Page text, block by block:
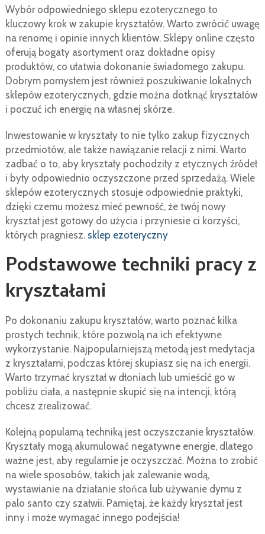
Wybór odpowiedniego sklepu ezoterycznego to
kluczowy krok w zakupie kryształów. Warto zwrócić uwagę
na renomę i opinie innych klientów. Sklepy online często
oferują bogaty asortyment oraz dokładne opisy
produktów, co ułatwia dokonanie świadomego zakupu.
Dobrym pomysłem jest również poszukiwanie lokalnych
sklepów ezoterycznych, gdzie można dotknąć kryształów
i poczuć ich energię na własnej skórze.
Inwestowanie w kryształy to nie tylko zakup fizycznych
przedmiotów, ale także nawiązanie relacji z nimi. Warto
zadbać o to, aby kryształy pochodziły z etycznych źródeł
i były odpowiednio oczyszczone przed sprzedażą. Wiele
sklepów ezoterycznych stosuje odpowiednie praktyki,
dzięki czemu możesz mieć pewność, że twój nowy
kryształ jest gotowy do użycia i przyniesie ci korzyści,
których pragniesz. sklep ezoteryczny
Podstawowe techniki pracy z
kryształami
Po dokonaniu zakupu kryształów, warto poznać kilka
prostych technik, które pozwolą na ich efektywne
wykorzystanie. Najpopularniejszą metodą jest medytacja
z kryształami, podczas której skupiasz się na ich energii.
Warto trzymać kryształ w dłoniach lub umieścić go w
pobliżu ciała, a następnie skupić się na intencji, którą
chcesz zrealizować.
Kolejną popularną techniką jest oczyszczanie kryształów.
Kryształy mogą akumulować negatywne energie, dlatego
ważne jest, aby regularnie je oczyszczać. Można to zrobić
na wiele sposobów, takich jak zalewanie wodą,
wystawianie na działanie słońca lub używanie dymu z
palo santo czy szałwii. Pamiętaj, że każdy kryształ jest
inny i może wymagać innego podejścia!